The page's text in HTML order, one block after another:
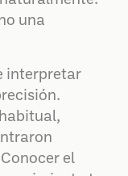
una
interpretar
el